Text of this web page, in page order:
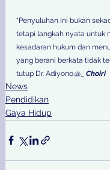
“Penyuluhan ini bukan
tetapi langkah nyata untuk
kesadaran hukum dan
yang berani berkata tidak
tutup Dr. Adiyono.@_ Choiri
News
Pendidikan
Gaya Hidup